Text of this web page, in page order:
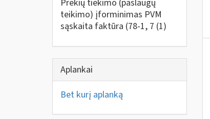
Prekių tiekimo (paslaugų
teikimo) įforminimas PVM
sąskaita faktūra (78-1, 7 (1)
Aplankai
Bet kurį aplanką